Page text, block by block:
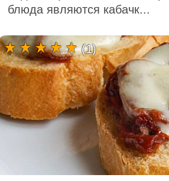
блюда являются кабачк...
(1)